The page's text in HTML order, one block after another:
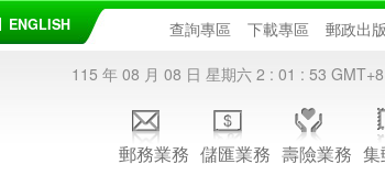
ENGLISH 查詢專區 下載專區 郵政出
115 年 08 月 08 日 星期六 2 : 01 : 53
郵務業務 儲匯業務 壽險業務 集